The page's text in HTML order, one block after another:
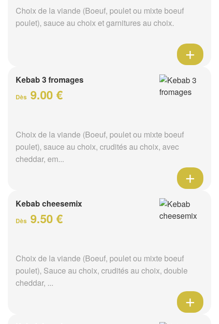
Choix de la viande (Boeuf, poulet ou mixte boeuf
poulet), sauce au choix et garnitures au choix.
Kebab 3 fromages
Dès 9.00 €
Choix de la viande (Boeuf, poulet ou mixte boeuf
poulet), sauce au choix, crudités au choix, avec
cheddar, em...
Kebab cheesemix
Dès 9.50 €
Choix de la viande (Boeuf, poulet ou mixte boeuf
poulet), Sauce au choix, crudités au choix, double
cheddar, ...